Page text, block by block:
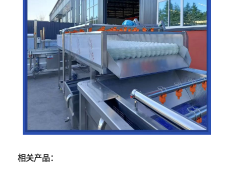
相关产品：